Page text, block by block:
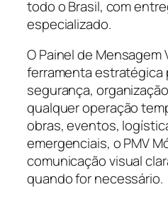
todo o Brasil, com
especializado.
O Painel de Mensagem
ferramenta estratégica
segurança,
qualquer operação
obras, eventos,
emergenciais, o PMV
comunicação visual
quando for necessário.